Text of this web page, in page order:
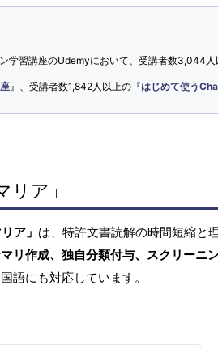
学習講座のUdemyにおいて、受講者数3,044人
』、受講者数1,842人以上の『はじめて使う
ア」
ア」 は、特許文書読解の時間短縮と
リ作成、独自分類付与、スクリーニ
語にも対応しています。